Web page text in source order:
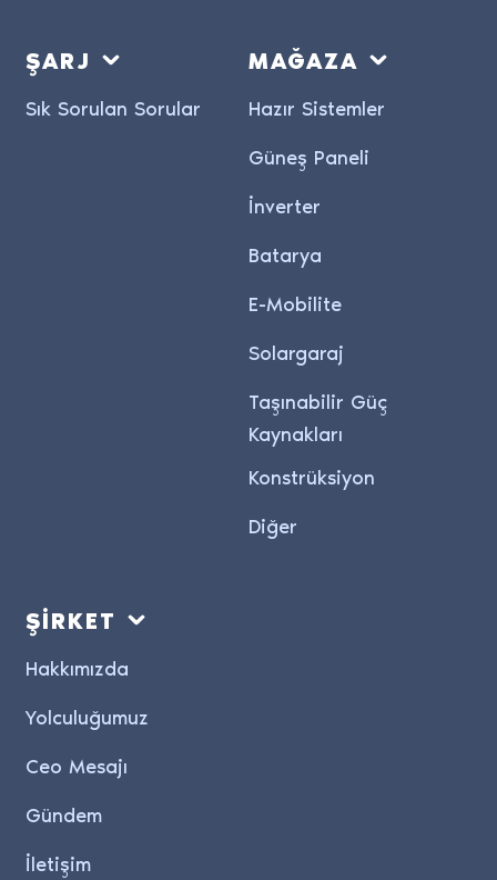
ŞARJ
Sık Sorulan Sorular
MAĞAZA
Hazır Sistemler
Güneş Paneli
İnverter
Batarya
E-Mobilite
Solargaraj
Taşınabilir Güç
Kaynakları
Konstrüksiyon
Diğer
ŞİRKET
Hakkımızda
Yolculuğumuz
Ceo Mesajı
Gündem
İletişim